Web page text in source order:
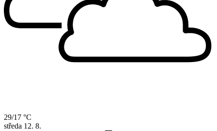
29/17 °C
středa 12. 8.